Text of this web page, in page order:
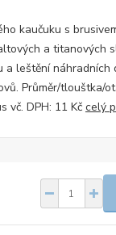
kaučuku s
a titanových
a leštění
Průměr/tlouštka/
vč. DPH: 11 Kč celý